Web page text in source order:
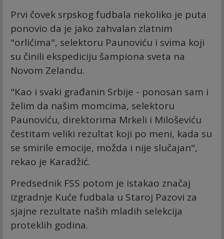
Prvi čovek srpskog fudbala nekoliko je puta
ponovio da je jako zahvalan zlatnim
"orlićima", selektoru Paunoviću i svima koji
su činili ekspediciju šampiona sveta na
Novom Zelandu.
"Kao i svaki građanin Srbije - ponosan sam i
želim da našim momcima, selektoru
Paunoviću, direktorima Mrkeli i Miloševiću
čestitam veliki rezultat koji po meni, kada su
se smirile emocije, možda i nije slučajan",
rekao je Karadžić.
Predsednik FSS potom je istakao značaj
izgradnje Kuće fudbala u Staroj Pazovi za
sjajne rezultate naših mladih selekcija
proteklih godina.